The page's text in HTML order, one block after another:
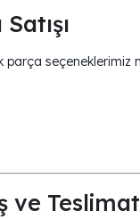
seçeneklerimiz
ve